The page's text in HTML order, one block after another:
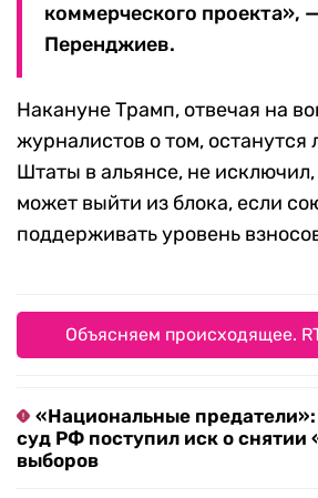
коммерческого проекта»,
Перенджиев.
Накануне Трамп, отвечая на
журналистов о том,
Штаты в альянсе, не
может выйти из блока, если
поддерживать уровень
Объясняем происходящее.
«Национальные
суд РФ поступил иск о снятии
выборов